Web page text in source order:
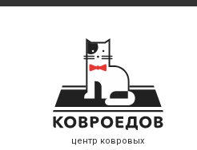
центр ковровых